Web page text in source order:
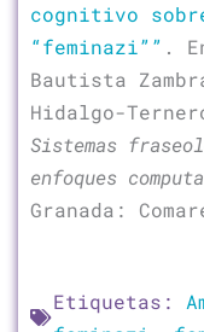
cognitivo
“feminazi”” .
Bautista
Hidalgo-
Sistemas
enfoques
Granada:
Etiquetas: